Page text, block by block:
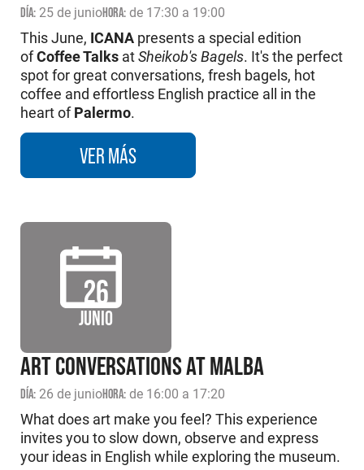
DÍA: 25 de junioHORA: de 17:30 a 19:00
This June, ICANA presents a special edition
ofCoffee Talks atSheikob's Bagels. It's the perfect
spot for great conversations, fresh bagels, hot
coffee and effortless English practice all in the
heart ofPalermo.
VER MÁS
26
JUNIO
ART CONVERSATIONS AT MALBA
DÍA: 26 de junioHORA: de 16:00 a 17:20
What does art make you feel? This experience
invites you to slow down, observe and express
your ideas in English while exploring the museum.